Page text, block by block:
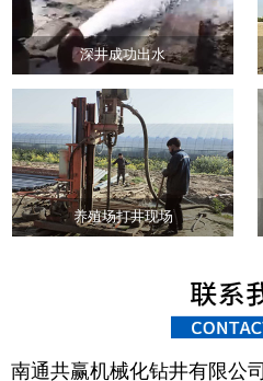
深井成功出水
养殖场打井现场
南通共赢机械化钻井有限公司